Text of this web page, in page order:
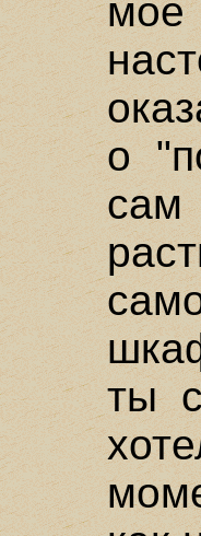
мое
о
ты